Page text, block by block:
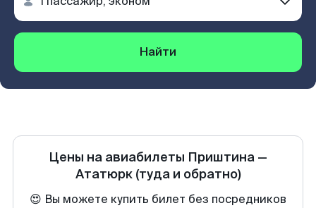
Найти
Цены на авиабилеты Приштина —
Ататюрк (туда и обратно)
😍 Вы можете купить билет без посредников